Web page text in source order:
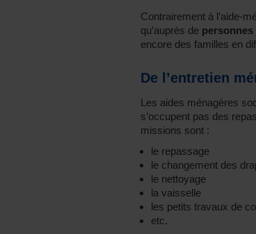
Contrairement à l’aide-
qu’auprès de personnes
encore des familles en
De l’entretien
Les aides ménagères
s’occupent pas des
missions sont :
le repassage
le changement des
le nettoyage
la vaisselle
les petits travaux de
etc.